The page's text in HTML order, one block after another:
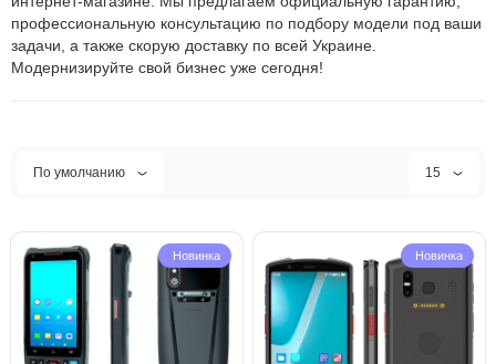
профессиональную консультацию по подбору модели под ваши
задачи, а также скорую доставку по всей Украине.
Модернизируйте свой бизнес уже сегодня!
По умолчанию 15
Новинка Новинка